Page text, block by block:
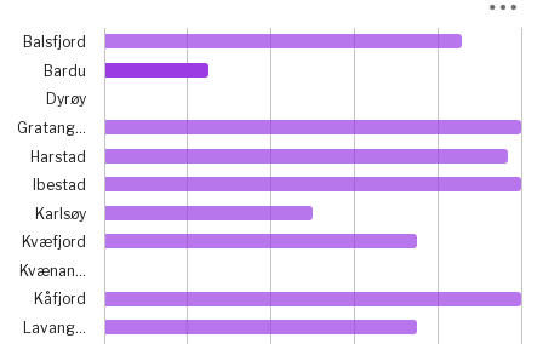
Bar chart with 21 bars.
View as data table, Chart
The chart has 1 X axis displaying categories.
The chart has 1 Y axis displaying prosent. Data ranges
Balsfjord
Bardu
Dyrøy
Gratang…
Harstad
Ibestad
Karlsøy
Kvæfjord
Kvænan…
Kåfjord
Lavang…